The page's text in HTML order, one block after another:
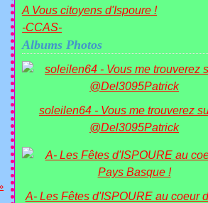
A Vous citoyens d'Ispoure !
-CCAS-
Albums Photos
soleilen64 - Vous me trouverez
@Del3095Patrick
A- Les Fêtes d'ISPOURE au coeur